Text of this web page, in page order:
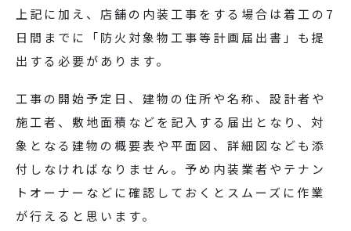
上記に加え、店舗の内装工事をする場合は着工の7
日間までに「防火対象物工事等計画届出書」も提
出する必要があります。
工事の開始予定日、建物の住所や名称、設計者や
施工者、敷地面積などを記入する届出となり、対
象となる建物の概要表や平面図、詳細図なども添
付しなければなりません。予め内装業者やテナン
トオーナーなどに確認しておくとスムーズに作業
が行えると思います。